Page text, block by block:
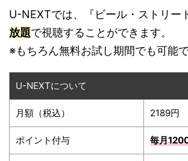
U-NEXTでは、『ビール・ストリー
放題で視聴することができます。
※もちろん無料お試し期間でも可能で
U-NEXTについて
月額（税込） 2189円
ポイント付与 毎月